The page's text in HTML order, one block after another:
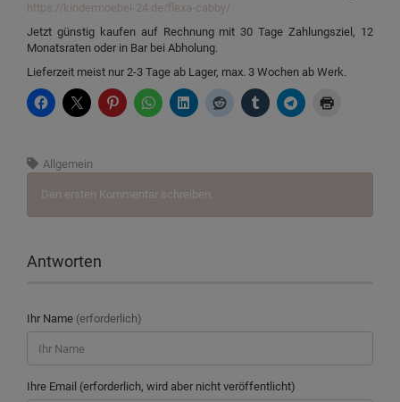
https://kindermoebel-24.de/flexa-cabby/
Jetzt günstig kaufen auf Rechnung mit 30 Tage Zahlungsziel, 12
Monatsraten oder in Bar bei Abholung.
Lieferzeit meist nur 2-3 Tage ab Lager, max. 3 Wochen ab Werk.
Allgemein
Den ersten Kommentar schreiben.
Antworten
Ihr Name (erforderlich)
Ihre Email (erforderlich, wird aber nicht veröffentlicht)